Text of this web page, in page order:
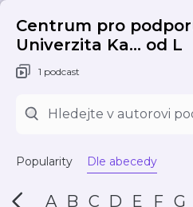
Centrum pro
Univerzita Ka... od L
1 podcast
Popularity Dle abecedy
A B C D E F G